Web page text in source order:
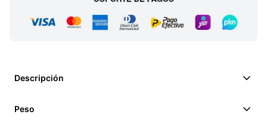
Descripción
Peso